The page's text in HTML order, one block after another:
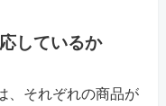
しているか
、それぞれの商品が